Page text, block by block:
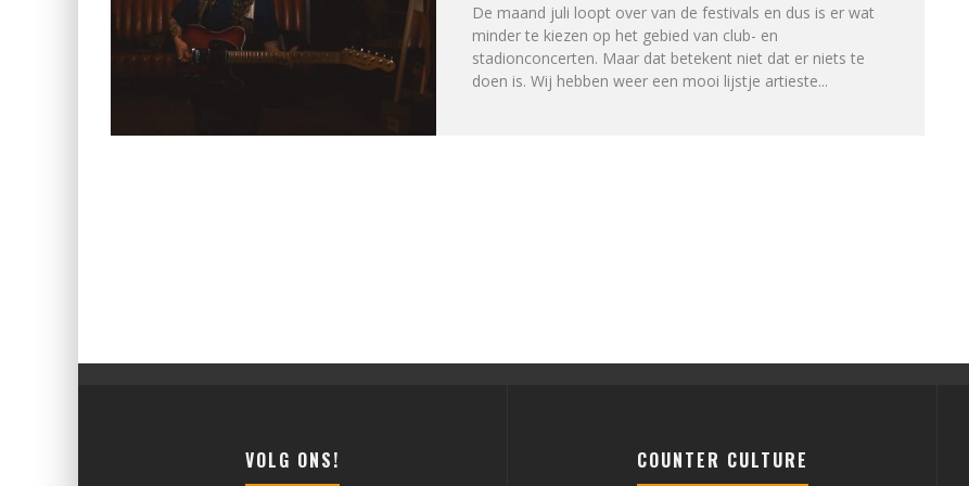
De maand juli loopt over van de festivals en dus is er wat
minder te kiezen op het gebied van club- en
stadionconcerten. Maar dat betekent niet dat er niets te
doen is. Wij hebben weer een mooi lijstje artieste...
VOLG ONS! COUNTER CULTURE